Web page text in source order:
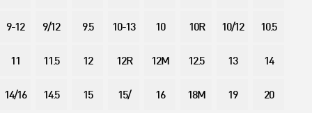
9-12 9/12 9.5 10-13 10 10R 10/12 10.5
11 11.5 12 12R 12M 12.5 13 14
14/16 14.5 15 15/ 16 18M 19 20